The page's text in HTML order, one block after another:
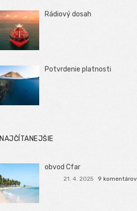
Rádiový dosah
Potvrdenie platnosti
NAJČÍTANEJŠIE
obvod Cfar
21. 4. 2025 9 komentárov